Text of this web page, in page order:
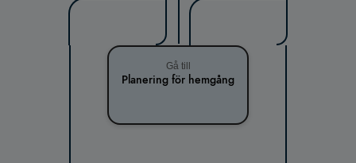
Gå till
Planering för hemgång